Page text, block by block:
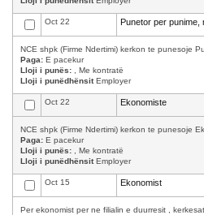
Oct 22 Punetor per punime,
NCE shpk (Firme Ndertimi) kerkon te punesoje
Paga: E pacekur
Lloji i punës: , Me kontratë
Lloji i punëdhënsitEmployer
Oct 22 Ekonomiste
NCE shpk (Firme Ndertimi) kerkon te punesoje
Paga: E pacekur
Lloji i punës: , Me kontratë
Lloji i punëdhënsitEmployer
Oct 15 Ekonomist
Per ekonomist per ne filialin e duurresit ,